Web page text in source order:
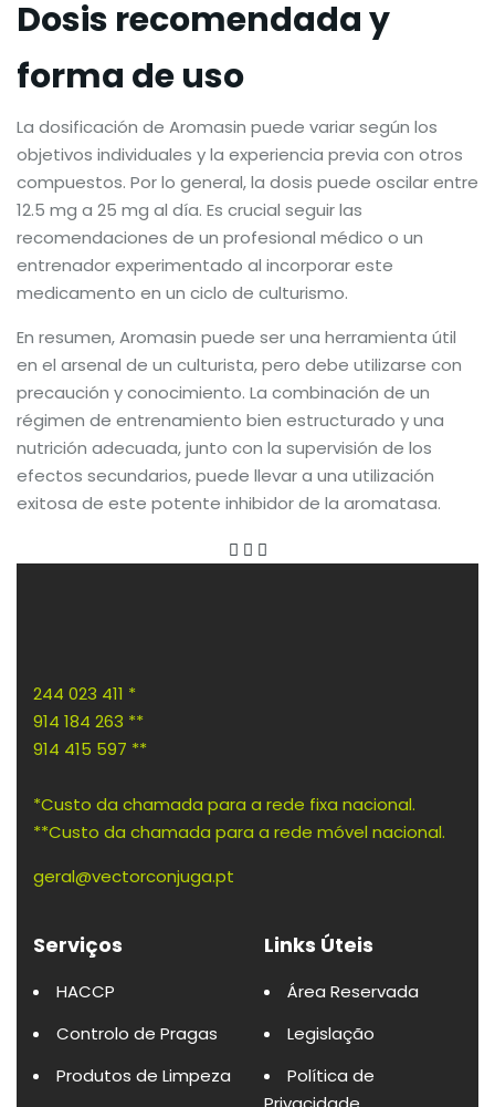
Dosis recomendada y
forma de uso
La dosificación de Aromasin puede variar según los
objetivos individuales y la experiencia previa con otros
compuestos. Por lo general, la dosis puede oscilar entre
12.5 mg a 25 mg al día. Es crucial seguir las
recomendaciones de un profesional médico o un
entrenador experimentado al incorporar este
medicamento en un ciclo de culturismo.
En resumen, Aromasin puede ser una herramienta útil
en el arsenal de un culturista, pero debe utilizarse con
precaución y conocimiento. La combinación de un
régimen de entrenamiento bien estructurado y una
nutrición adecuada, junto con la supervisión de los
efectos secundarios, puede llevar a una utilización
exitosa de este potente inhibidor de la aromatasa.
244 023 411 *
914 184 263 **
914 415 597 **
*Custo da chamada para a rede fixa nacional.
**Custo da chamada para a rede móvel nacional.
geral@vectorconjuga.pt
Serviços
HACCP
Controlo de Pragas
Produtos de Limpeza
Links Úteis
Área Reservada
Legislação
Política de